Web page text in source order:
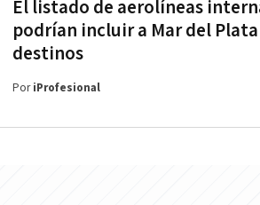
El listado de aerolíneas
podrían incluir a Mar del Plata
destinos
PoriProfesional